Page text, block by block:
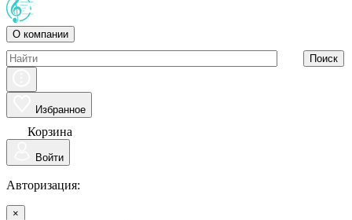
О компании
Поиск
Избранное
Корзина
Войти
Авторизация:
×